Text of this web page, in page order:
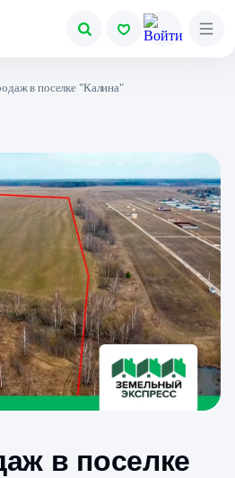
в поселке "Калина"
в поселке